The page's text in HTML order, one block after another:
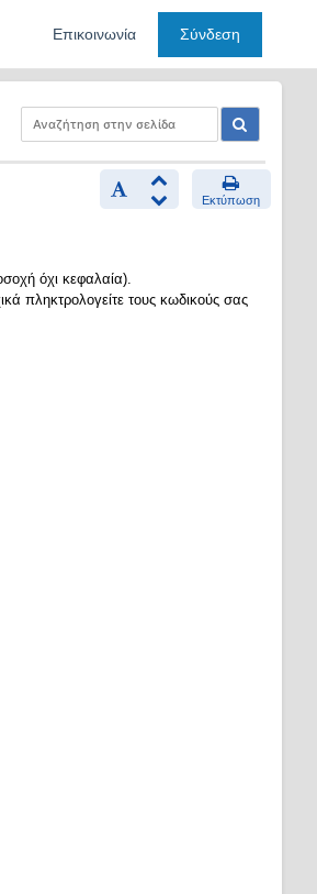
Επικοινωνία Σύνδεση
Εκτύπωση
όχι κεφαλαία).
πληκτρολογείτε τους κωδικούς σας